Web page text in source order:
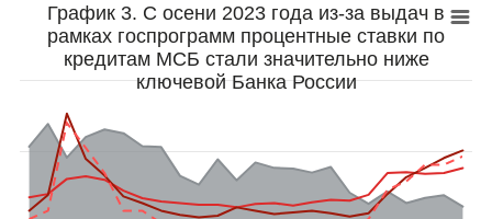
График 3. С осени 2023 года из-за выдач в
рамках госпрограмм процентные ставки по
кредитам МСБ стали значительно ниже
ключевой Банка России